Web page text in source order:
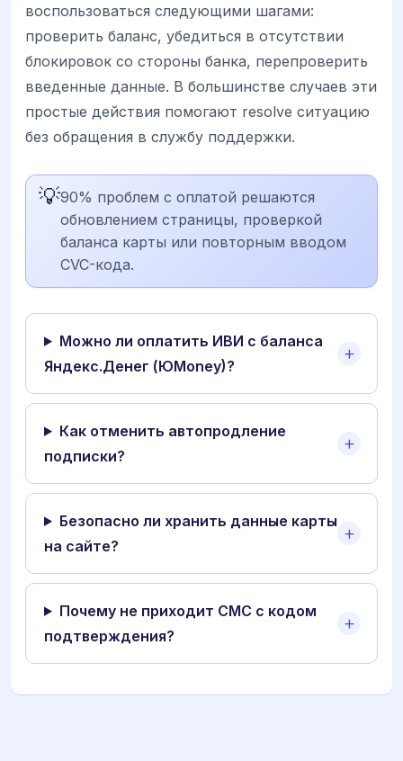
воспользоваться следующими шагами:
проверить баланс, убедиться в отсутствии
блокировок со стороны банка, перепроверить
введенные данные. В большинстве случаев эти
простые действия помогают resolve ситуацию
без обращения в службу поддержки.
💡90% проблем с оплатой решаются
обновлением страницы, проверкой
баланса карты или повторным вводом
CVC-кода.
Можно ли оплатить ИВИ с баланса
Яндекс.Денег (ЮMoney)?
Как отменить автопродление
подписки?
Безопасно ли хранить данные карты
на сайте?
Почему не приходит СМС с кодом
подтверждения?